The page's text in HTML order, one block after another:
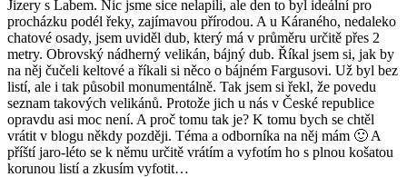
Jizery s Labem. Nic jsme sice nelapili, ale den to byl ideální pro
procházku podél řeky, zajímavou přírodou. A u Káraného, nedaleko
chatové osady, jsem uviděl dub, který má v průměru určitě přes 2
metry. Obrovský nádherný velikán, bájný dub. Říkal jsem si, jak by
na něj čučeli keltové a říkali si něco o bájném Fargusovi. Už byl bez
listí, ale i tak působil monumentálně. Tak jsem si řekl, že povedu
seznam takových velikánů. Protože jich u nás v České republice
opravdu asi moc není. A proč tomu tak je? K tomu bych se chtěl
vrátit v blogu někdy později. Téma a odborníka na něj mám 🙂 A
příští jaro-léto se k němu určitě vrátím a vyfotím ho s plnou košatou
korunou listí a zkusím vyfotit…